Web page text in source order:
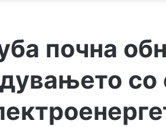
почна
со